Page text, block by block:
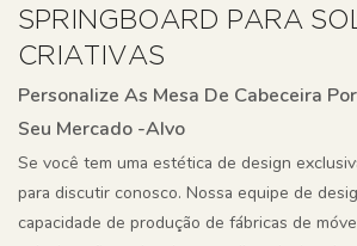
SPRINGBOARD PARA
CRIATIVAS
Personalize As Mesa De Cabeceira
Seu Mercado -alvo
Se você tem uma estética de design
para discutir conosco. Nossa equipe de
capacidade de produção de fábricas de